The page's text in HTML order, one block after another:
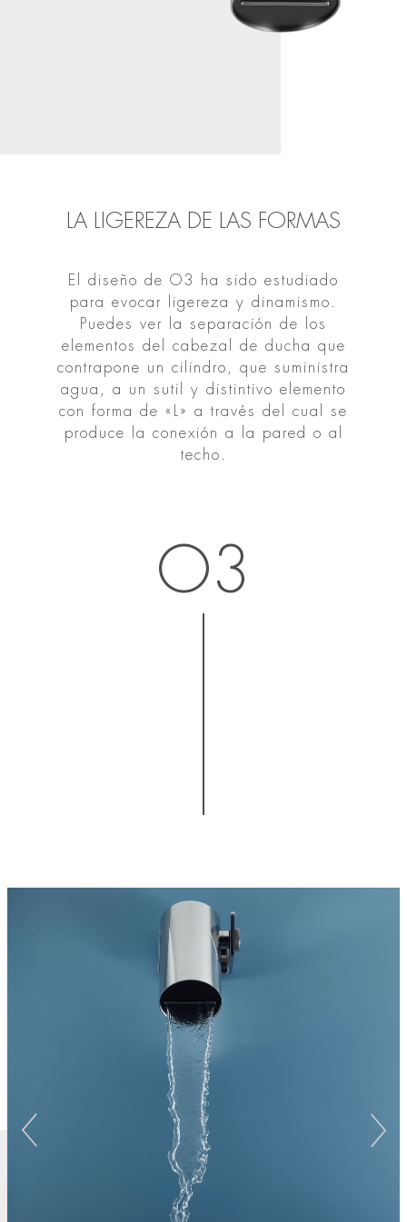
LA LIGEREZA DE LAS FORMAS
El diseño de O3 ha sido estudiado
para evocar ligereza y dinamismo.
Puedes ver la separación de los
elementos del cabezal de ducha que
contrapone un cilindro, que suministra
agua, a un sutil y distintivo elemento
con forma de «L» a través del cual se
produce la conexión a la pared o al
techo.
O3